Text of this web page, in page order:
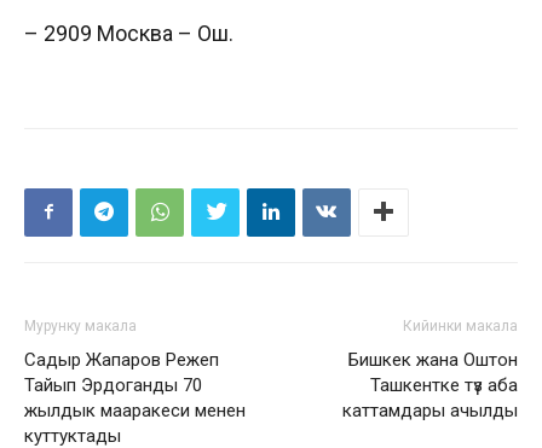
– 2909 Москва – Ош.
Мурунку макала
Садыр Жапаров Режеп
Тайып Эрдоганды 70
жылдык мааракеси менен
куттуктады
Кийинки макала
Бишкек жана Оштон
Ташкентке түз аба
каттамдары ачылды